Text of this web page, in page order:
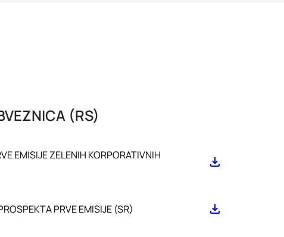
(RS)
EMISIJE ZELENIH KORPORATIVNIH
PRVE EMISIJE (SR)